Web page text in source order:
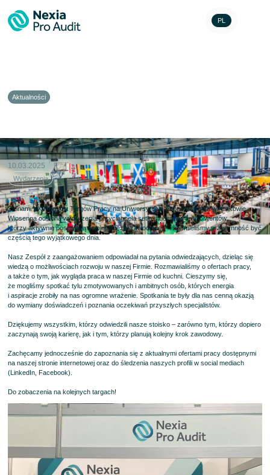
PL
Aktualności
10.03.2025
Wydarzenia
Za nami XXIII edycja Targów Pracy naUniwersytecie Ekonomicznym w Krakowie.
Wiosenna odsłona wydarzenia przyciągnęła setki studentów i absolwentów,
którzy aktywnie poszukują swojej ścieżki zawodowej – i my mieliśmy przyjemność być
częścią tego wyjątkowego dnia.
Nasz Zespół z zaangażowaniem odpowiadał na pytania odwiedzających, dzieląc się
wiedzą o możliwościach rozwoju w naszej Firmie. Rozmawialiśmy o ofertach pracy,
a także o tym, jak wygląda praca w naszej Firmie od kuchni. Cieszymy się,
że mogliśmy spotkać tylu zmotywowanych i ambitnych osób, których energia
i aspiracje zrobiły na nas ogromne wrażenie. Spotkania te były dla nas cenną okazją
do wymiany doświadczeń i poznania oczekiwań przyszłych specjalistów.
Dziękujemy wszystkim, którzy odwiedzili nasze stoisko – zarówno tym, którzy dopiero
zaczynają swoją karierę, jak i tym, którzy planują kolejny krok zawodowy.
Zachęcamy jednocześnie do zapoznania się z aktualnymi ofertami pracy dostępnymi
na naszej stronie internetowej oraz do śledzenia naszych profili w social mediach
(LinkedIn ,Facebook).
Do zobaczenia na kolejnych targach!